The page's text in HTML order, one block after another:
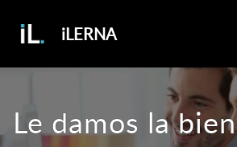
iLERNA
Le damos la